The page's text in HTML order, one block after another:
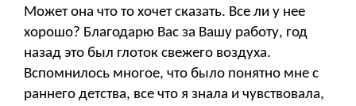
Может она что то хочет сказать. Все ли у нее
хорошо? Благодарю Вас за Вашу работу, год
назад это был глоток свежего воздуха.
Вспомнилось многое, что было понятно мне с
раннего детства, все что я знала и чувствовала,